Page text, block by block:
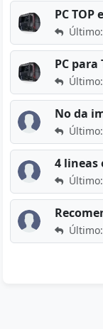
No da
4 lineas